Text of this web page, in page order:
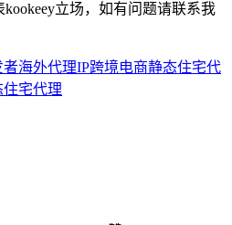
立场，如有问题请联系我
者海外代理IP跨境电商静态住宅代
住宅代理